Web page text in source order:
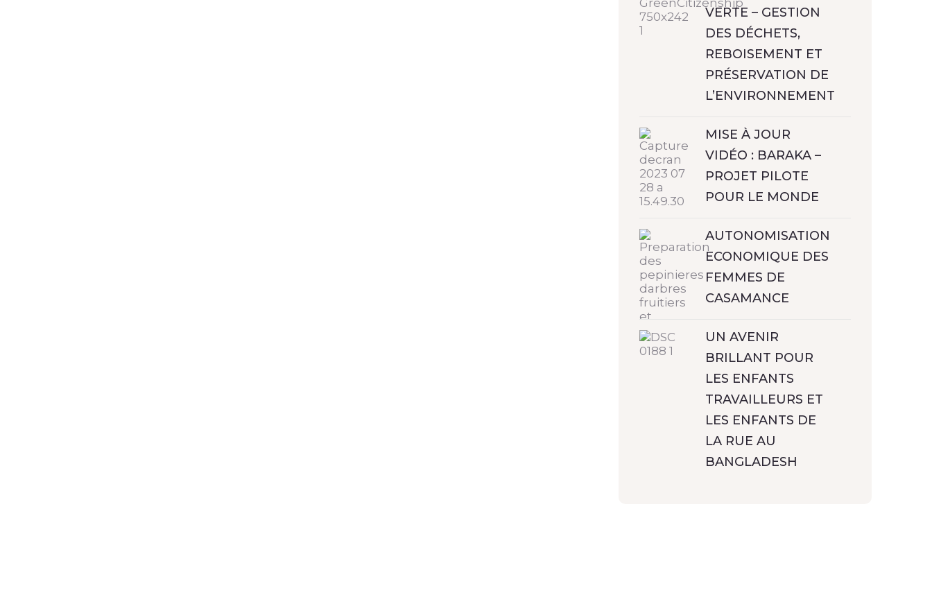
VERTE – GESTION
DES DÉCHETS,
REBOISEMENT ET
PRÉSERVATION DE
L’ENVIRONNEMENT
MISE À JOUR
VIDÉO : BARAKA –
PROJET PILOTE
POUR LE MONDE
AUTONOMISATION
ECONOMIQUE DES
FEMMES DE
CASAMANCE
UN AVENIR
BRILLANT POUR
LES ENFANTS
TRAVAILLEURS ET
LES ENFANTS DE
LA RUE AU
BANGLADESH